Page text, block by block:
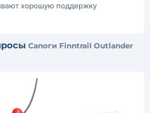
хорошую поддержку
Сапоги Finntrail Outlander